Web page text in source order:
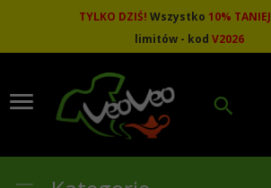
TYLKO DZIŚ! Wszystko10% TANIEJ
limitów - kod V2026